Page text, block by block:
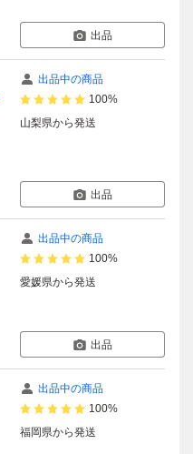
出品
出品中の商品
100%
山梨県から発送
出品
出品中の商品
100%
愛媛県から発送
出品
出品中の商品
100%
福岡県から発送